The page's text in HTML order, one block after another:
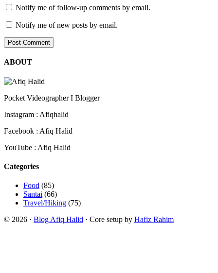
Notify me of follow-up comments by email.
Notify me of new posts by email.
ABOUT
Pocket Videographer I Blogger
Instagram : Afiqhalid
Facebook : Afiq Halid
YouTube : Afiq Halid
Categories
Food (85)
Santai (66)
Travel/Hiking (75)
© 2026 · Blog Afiq Halid · Core setup by Hafiz Rahim